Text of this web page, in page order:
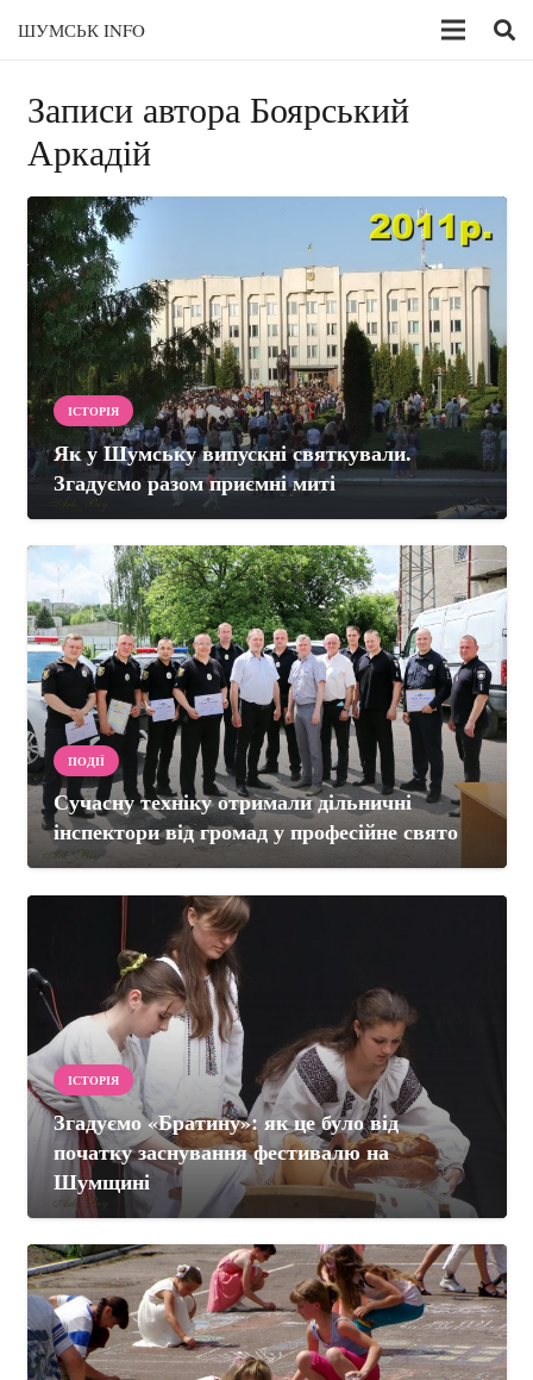
ШУМСЬК INFO
Записи автора Боярський
Аркадій
ІСТОРІЯ
Як у Шумську випускні святкували.
Згадуємо разом приємні миті
ПОДІЇ
Сучасну техніку отримали дільничні
інспектори від громад у професійне свято
ІСТОРІЯ
Згадуємо «Братину»: як це було від
початку заснування фестивалю на
Шумщині